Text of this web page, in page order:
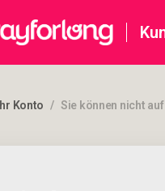
Ihr Konto / Sie können nicht